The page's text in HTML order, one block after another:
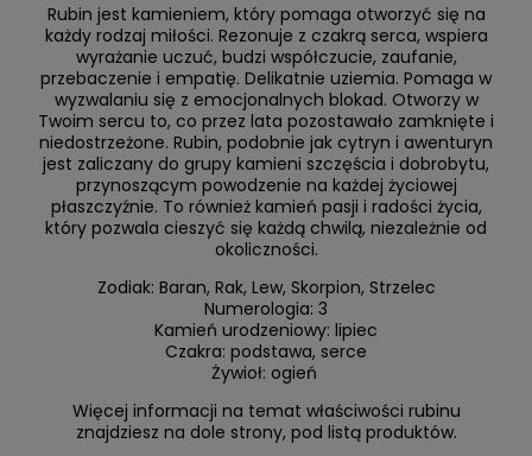
Rubin jest kamieniem, który pomaga otworzyć się na
każdy rodzaj miłości. Rezonuje z czakrą serca, wspiera
wyrażanie uczuć, budzi współczucie, zaufanie,
przebaczenie i empatię. Delikatnie uziemia. Pomaga w
wyzwalaniu się z emocjonalnych blokad. Otworzy w
Twoim sercu to, co przez lata pozostawało zamknięte i
niedostrzeżone. Rubin, podobnie jak cytryn i awenturyn
jest zaliczany do grupy kamieni szczęścia i dobrobytu,
przynoszącym powodzenie na każdej życiowej
płaszczyźnie. To również kamień pasji i radości życia,
który pozwala cieszyć się każdą chwilą, niezależnie od
okoliczności.
Zodiak: Baran, Rak, Lew, Skorpion, Strzelec
Numerologia: 3
Kamień urodzeniowy: lipiec
Czakra: podstawa, serce
Żywioł: ogień
Więcej informacji na temat właściwości rubinu
znajdziesz na dole strony, pod listą produktów.